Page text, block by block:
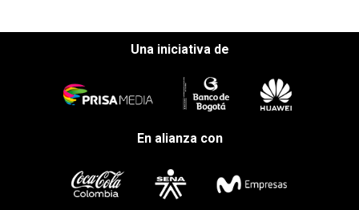
Una iniciativa de
En alianza con